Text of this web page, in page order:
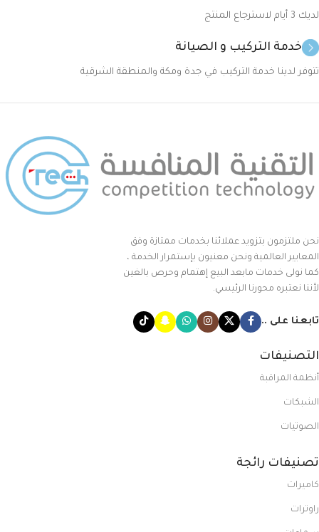
لديك 3 أيام لاسترجاع المنتج
خدمة التركيب و الصيانة
تتوفر لدينا خدمة التركيب في جدة ومكة والمنطقة الشرقية
نحن ملتزمون بتزويد عملائنا بخدمات ممتازة وفق
المعايير العالمية ونحن معنيون بإستمرار الخدمة ،
كما نولى خدمات مابعد البيع إهتمام وحرص بالغين
لأننا نعتبره محورنا الرئيسي.
تابعنا على ..
التصنيفات
أنظمة المراقبة
الشبكات
الصوتيات
تصنيفات رائجة
كاميرات
راوترات